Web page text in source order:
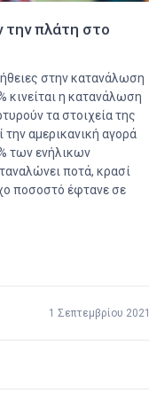
την πλάτη στο
στην κατανάλωση
κινείται η κατανάλωση
τα στοιχεία της
αμερικανική αγορά
των ενήλικων
ποτά, κρασί
ποσοστό έφτανε σε
1 Σεπτεμβρίου 2021